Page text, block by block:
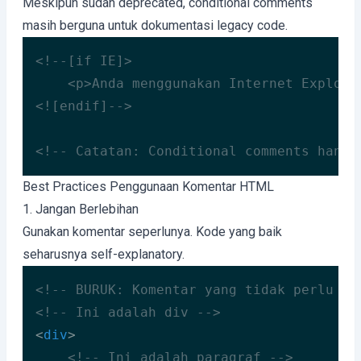
masih berguna untuk dokumentasi legacy code.
<!--[if IE]>
<p>Anda menggunakan Internet
<![endif]-->
<!-- Catatan: Conditional comments
Code language: HTML, XML (xml)
Best Practices Penggunaan Komentar HTML
1. Jangan Berlebihan
Gunakan komentar seperlunya. Kode yang baik
seharusnya self-explanatory.
<!-- BURUK: Komentar yang tidak perlu --
<!-- Ini adalah div -->
<div>
<!-- Ini adalah paragraf -->